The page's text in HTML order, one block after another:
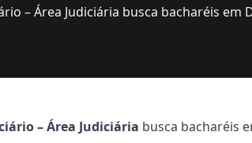
– Área Judiciária busca bacharéis
– Área Judiciária busca bacharéis